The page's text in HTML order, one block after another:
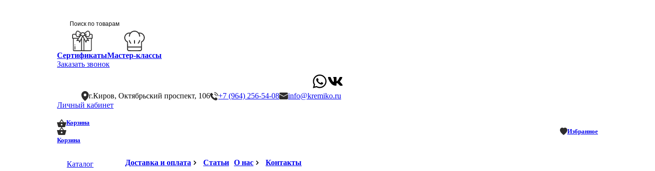
СертификатыМастер-классы
Заказать звонок
г.Киров, Октябрьский проспект, 106 +7 (964) 256-54-08
info@kremiko.ru
Личный кабинет
Корзина
Корзина
Избранное
Каталог Доставка и оплата Статьи О нас Контакты